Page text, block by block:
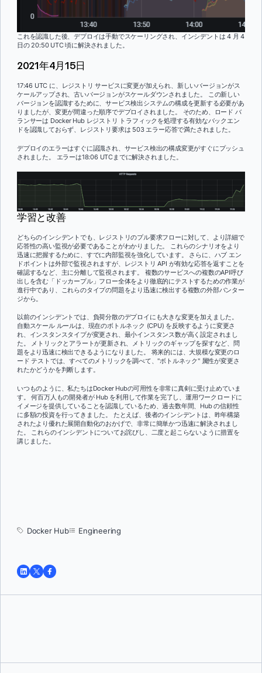
これを認識した後、デプロイは手動でスケーリングされ、インシデントは 4 月 4
日の 20:50 UTC 頃に解決されました。
2021年4月15日
17:46 UTC に、レジストリ サービスに変更が加えられ、新しいバージョンがス
ケールアップされ、古いバージョンがスケールダウンされました。 この新しい
バージョンを認識するために、サービス検出システムの構成を更新する必要があ
りましたが、変更が間違った順序でデプロイされました。 そのため、ロード バ
ランサーは Docker Hub レジストリ トラフィックを処理する有効なバックエン
ドを認識しておらず、レジストリ要求は 503 エラー応答で満たされました。
デプロイのエラーはすぐに認識され、サービス検出の構成変更がすぐにプッシュ
されました。 エラーは18:06 UTCまでに解決されました。
学習と改善
どちらのインシデントでも、レジストリのプル要求フローに対して、より詳細で
応答性の高い監視が必要であることがわかりました。 これらのシナリオをより
迅速に把握するために、すでに内部監視を強化しています。 さらに、ハブ エン
ドポイントは外部で監視されますが、レジストリ API が有効な応答を返すことを
確認するなど、主に分離して監視されます。 複数のサービスへの複数のAPI呼び
出しを含む「ドッカープル」フロー全体をより徹底的にテストするための作業が
進行中であり、これらのタイプの問題をより迅速に検出する複数の外部バンター
ジから。
以前のインシデントでは、負荷分散のデプロイにも大きな変更を加えました。
自動スケール ルールは、現在のボトルネック (CPU) を反映するように変更さ
れ、インスタンスタイプが変更され、最小インスタンス数が高く設定されまし
た。 メトリックとアラートが更新され、メトリックのギャップを探すなど、問
題をより迅速に検出できるようになりました。 将来的には、大規模な変更のロ
ード テストでは、すべてのメトリックを調べて、"ボトルネック" 属性が変更さ
れたかどうかを判断します。
いつものように、私たちはDocker Hubの可用性を非常に真剣に受け止めていま
す。 何百万人もの開発者が Hub を利用して作業を完了し、運用ワークロードに
イメージを提供していることを認識しているため、過去数年間、Hub の信頼性
に多額の投資を行ってきました。 たとえば、後者のインシデントは、昨年構築
されたより優れた展開自動化のおかげで、非常に簡単かつ迅速に解決されまし
た。 これらのインシデントについてお詫びし、二度と起こらないように措置を
講じました。
Docker Hub Engineering